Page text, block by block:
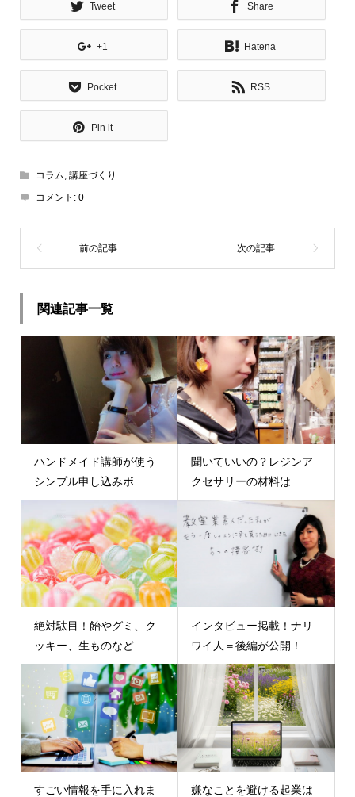
Tweet Share
+1 Hatena
Pocket RSS
Pin it
コラム, 講座づくり
コメント: 0
関連記事一覧
ハンドメイド講師が使う
シンプル申し込みボ...
聞いていいの？レジンア
クセサリーの材料は...
絶対駄目！飴やグミ、ク
ッキー、生ものなど...
インタビュー掲載！ナリ
ワイ人＝後編が公開！
すごい情報を手に入れま
嫌なことを避ける起業は